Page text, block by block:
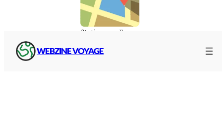
WEBZINE VOYAGE
Stations en France
Enhiver